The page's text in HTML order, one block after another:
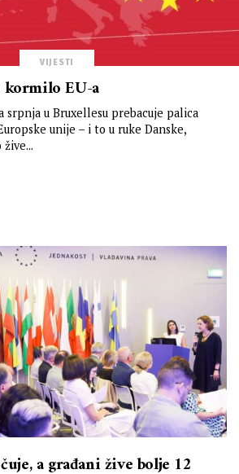
VIJESTI
EU-a
srpnja u Bruxellesu prebacuje palica
unije – i to u ruke Danske,
a građani žive bolje 12